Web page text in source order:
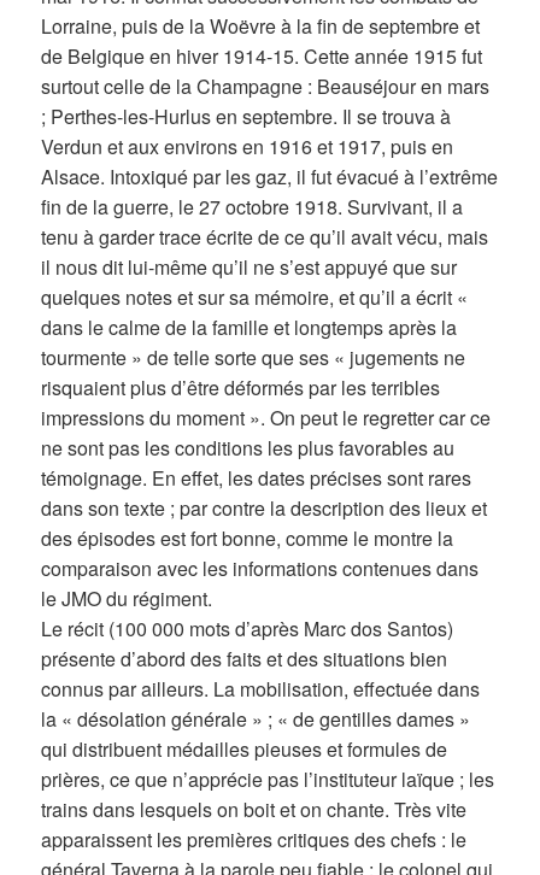
Lorraine, puis de la Woëvre à la fin de septembre et
de Belgique en hiver 1914-15. Cette année 1915 fut
surtout celle de la Champagne : Beauséjour en mars
; Perthes-les-Hurlus en septembre. Il se trouva à
Verdun et aux environs en 1916 et 1917, puis en
Alsace. Intoxiqué par les gaz, il fut évacué à l’extrême
fin de la guerre, le 27 octobre 1918. Survivant, il a
tenu à garder trace écrite de ce qu’il avait vécu, mais
il nous dit lui-même qu’il ne s’est appuyé que sur
quelques notes et sur sa mémoire, et qu’il a écrit «
dans le calme de la famille et longtemps après la
tourmente » de telle sorte que ses « jugements ne
risquaient plus d’être déformés par les terribles
impressions du moment ». On peut le regretter car ce
ne sont pas les conditions les plus favorables au
témoignage. En effet, les dates précises sont rares
dans son texte ; par contre la description des lieux et
des épisodes est fort bonne, comme le montre la
comparaison avec les informations contenues dans
le JMO du régiment.
Le récit (100 000 mots d’après Marc dos Santos)
présente d’abord des faits et des situations bien
connus par ailleurs. La mobilisation, effectuée dans
la « désolation générale » ; « de gentilles dames »
qui distribuent médailles pieuses et formules de
prières, ce que n’apprécie pas l’instituteur laïque ; les
trains dans lesquels on boit et on chante. Très vite
apparaissent les premières critiques des chefs : le
général Taverna à la parole peu fiable ; le colonel qui